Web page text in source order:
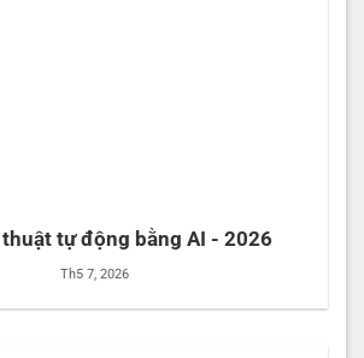
tự động bằng AI - 2026
Th5 7, 2026